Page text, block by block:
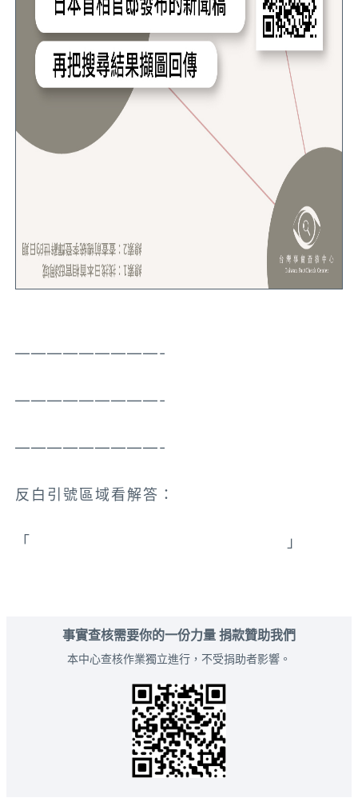
—————————-
—————————-
—————————-
反白引號區域看解答：
「 」
事實查核需要你的一份力量 捐款贊助我們
本中心查核作業獨立進行，不受捐助者影響。